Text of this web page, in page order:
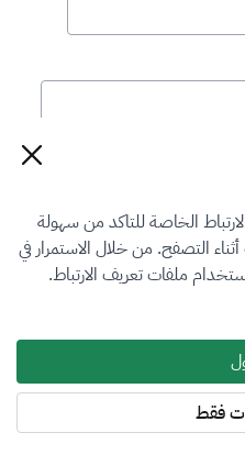
الخاصة للتاكد من سهولة
التصفح. من خلال الاستمرار في
ملفات تعريف الارتباط.
فقط